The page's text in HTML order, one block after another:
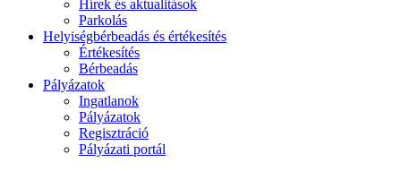
Hírek és aktualitások
Parkolás
Helyiségbérbeadás és értékesítés
Értékesítés
Bérbeadás
Pályázatok
Ingatlanok
Pályázatok
Regisztráció
Pályázati portál